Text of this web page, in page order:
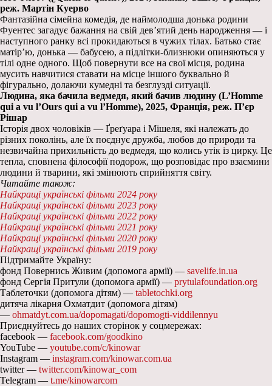
реж. Мартін Куерво
Фантазійна сімейна комедія, де наймолодша донька родини
Фуентес загадує бажання на свій дев’ятий день народження — і
наступного ранку всі прокидаються в чужих тілах. Батько стає
матір’ю, донька — бабусею, а підлітки-близнюки опиняються у
тілі одне одного. Щоб повернути все на свої місця, родина
мусить навчитися ставати на місце іншого буквально й
фігурально, долаючи кумедні та безглузді ситуації.
Людина, яка бачила ведмедя, який бачив людину (L’Homme
qui a vu l’Ours qui a vu l’Homme), 2025, Франція, реж. П’єр
Рішар
Історія двох чоловіків — Ґреґуара і Мішеля, які належать до
різних поколінь, але їх поєднує дружба, любов до природи та
незвичайна прихильність до ведмедя, що колись утік із цирку. Це
тепла, сповнена філософії подорож, що розповідає про взаємини
людини й тварини, які змінюють сприйняття світу.
Читайте також:
Найкращі українські фільми 2024 року
Найкращі українські фільми 2023 року
Найкращі українські фільми 2022 року
Найкращі українські фільми 2021 року
Найкращі українські фільми 2020 року
Найкращі українські фільми 2019 року
Підтримайте Україну:
фонд Повернись Живим (допомога армії) — savelife.in.ua
фонд Сергія Притули (допомога армії) — prytulafoundation.org
Таблеточки (допомога дітям) — tabletochki.org
дитяча лікарня Охматдит (допомога дітям)
— ohmatdyt.com.ua/dopomagati/dopomogti-viddilennyu
Приєднуйтесь до наших сторінок у соцмережах:
facebook — facebook.com/goodkino
YouTube — youtube.com/c/kinowar
Instagram — instagram.com/kinowar.com.ua
twitter — twitter.com/kinowar_com
Telegram — t.me/kinowarcom